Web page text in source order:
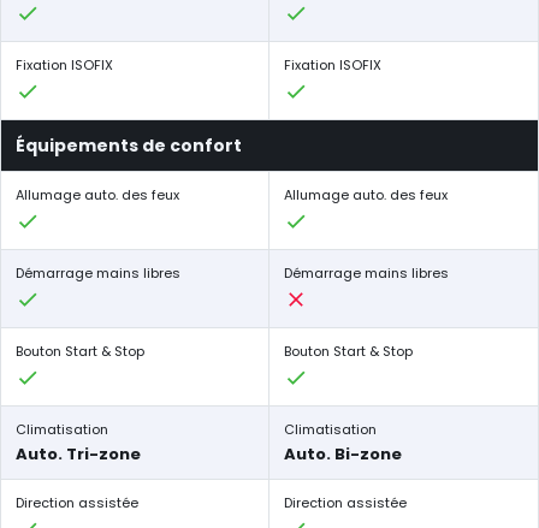
Fixation ISOFIX Fixation ISOFIX
Équipements de confort
Allumage auto. des feux Allumage auto. des feux
Démarrage mains libres Démarrage mains libres
Bouton Start & Stop Bouton Start & Stop
Climatisation
Auto. Tri-zone
Climatisation
Auto. Bi-zone
Direction assistée Direction assistée